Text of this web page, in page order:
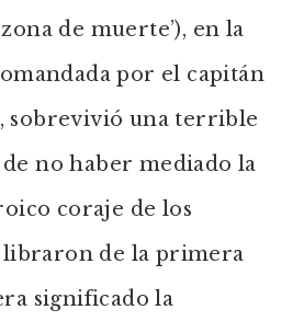
de muerte’), en la
por el capitán
sobrevivió una terrible
de no haber mediado la
coraje de los
libraron de la primera
significado la